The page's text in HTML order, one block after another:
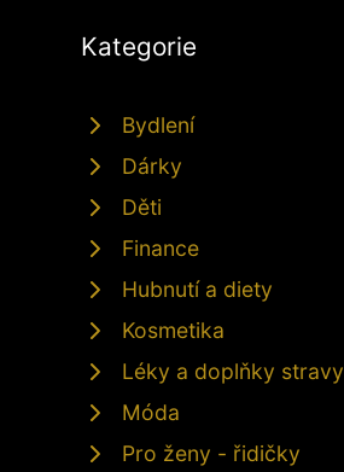
Kategorie
Bydlení
Dárky
Děti
Finance
Hubnutí a diety
Kosmetika
Léky a doplňky stravy
Móda
Pro ženy - řidičky